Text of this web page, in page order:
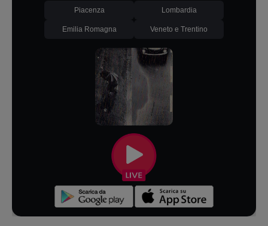
Piacenza Lombardia
Emilia Romagna Veneto e Trentino